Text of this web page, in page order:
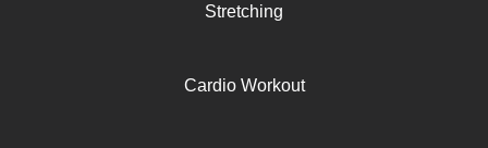
Stretching
Cardio Workout